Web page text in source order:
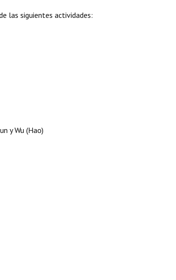
las siguientes actividades:
y Wu (Hao)